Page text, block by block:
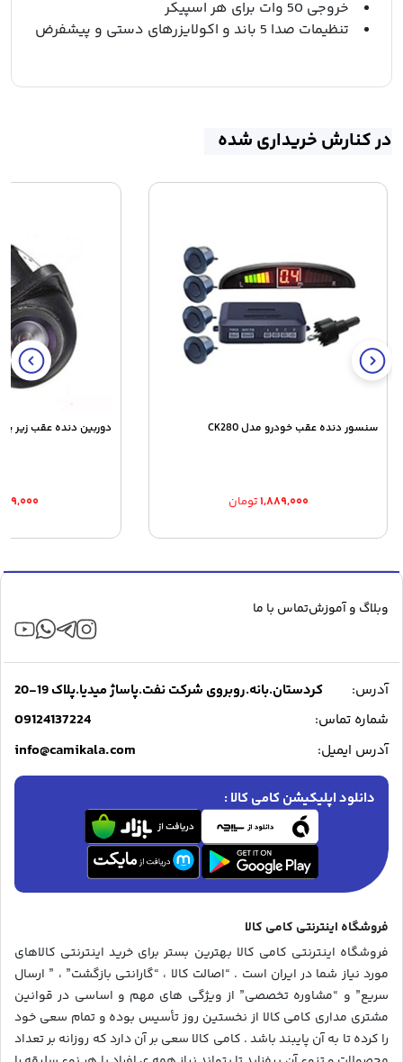
خروجی 50 وات برای هر اسپیکر
تنظیمات صدا 5 باند و اکولایزرهای دستی و پیشفرض
در کنارش خریداری شده
سنسور دنده عقب خودرو مدل CK280
۱,۸۸۹,۰۰۰تومان
دوربین دنده عقب زیر
وبلاگ و آموزشتماس با ما
آدرس:
کردستان.بانه.روبروی شرکت نفت.پاساژ میدیا.پلاک 19-20
شماره تماس:
09124137224
آدرس ایمیل: info@camikala.com
دانلود اپلیکیشن کامی کالا :
فروشگاه اینترنتی کامی کالا
فروشگاه اینترنتی کامی کالا بهترین بستر برای خرید اینترنتی کالاهای
مورد نیاز شما در ایران است . “اصالت کالا ، “گارانتی بازگشت” ، ” ارسال
سریع” و “مشاوره تخصصی” از ویژگی های مهم و اساسی در قوانین
مشتری مداری کامی کالا از نخستین روز تأسیس بوده و تمام سعی خود
را کرده تا به آن پایبند باشد . کامی کالا سعی بر آن دارد که روزانه بر تعداد